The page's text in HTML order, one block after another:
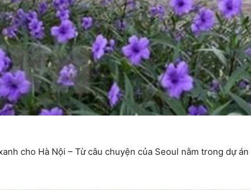
cho Hà Nội – Từ câu chuyện của Seoul nằm trong dự